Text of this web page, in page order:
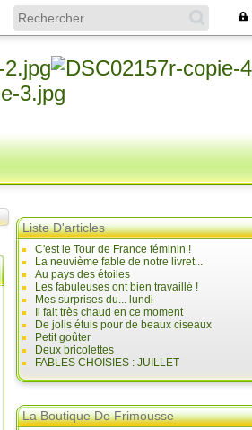
Liste D'articles
C'est le Tour de France féminin !
La neuvième fable de notre livret...
Au pays des étoiles
Les fabuleuses ont bien travaillé !
Mes surprises du... lundi
Il fait très chaud en ce moment
De jolis étuis pour de beaux ciseaux
Petit goûter
Deux bricolettes
FABLES CHOISIES : JUILLET
La Boutique De Frimousse